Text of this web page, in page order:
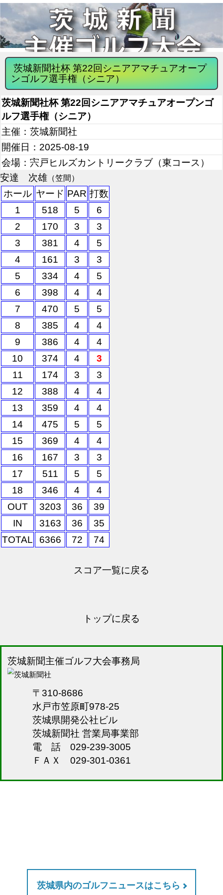
茨城新聞社杯 第22回シニアアマチュアオープ
ンゴルフ選手権（シニア）
茨城新聞社杯 第22回シニアアマチュアオープンゴ
ルフ選手権（シニア）
主催：茨城新聞社
開催日：2025-08-19
会場：宍戸ヒルズカントリークラブ（東コース）
安達 次雄 （笠間）
ホール ヤード PAR 打数
1
518 5
6
2
170 3
3
3
381 4
5
4
161 3
3
5
334 4
5
6
398 4
4
7
470 5
5
8
385 4
4
9
386 4
4
10
374 4
3
11
174 3
3
12
388 4
4
13
359 4
4
14
475 5
5
15
369 4
4
16
167 3
3
17
511 5
5
18
346 4
4
OUT
3203 36
39
IN
3163 36
35
TOTAL
6366 72 74
スコア一覧に戻る
トップに戻る
茨城新聞主催ゴルフ大会事務局
〒310-8686
水戸市笠原町978-25
茨城県開発公社ビル
茨城新聞社 営業局事業部
電 話 029-239-3005
ＦＡＸ 029-301-0361
茨城県内のゴルフニュースはこちら